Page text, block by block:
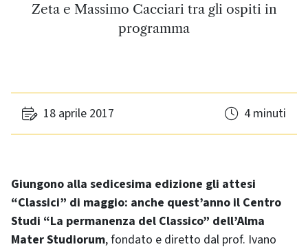
Zeta e Massimo Cacciari tra gli ospiti in
programma
18 aprile 2017 4 minuti
Giungono alla sedicesima edizione gli attesi
“Classici” di maggio: anche quest’anno il Centro
Studi “La permanenza del Classico” dell’Alma
Mater Studiorum, fondato e diretto dal prof. Ivano